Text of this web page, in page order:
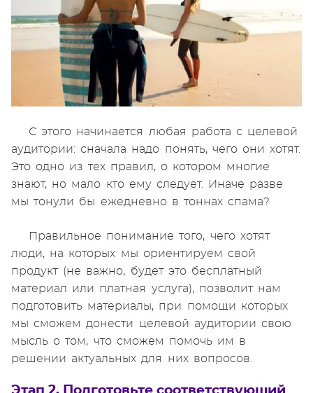
С этого начинается любая работа с целевой
аудитории: сначала надо понять, чего они хотят.
Это одно из тех правил, о котором многие
знают, но мало кто ему следует. Иначе разве
мы тонули бы ежедневно в тоннах спама?
Правильное понимание того, чего хотят
люди, на которых мы ориентируем свой
продукт (не важно, будет это бесплатный
материал или платная услуга), позволит нам
подготовить материалы, при помощи которых
мы сможем донести целевой аудитории свою
мысль о том, что сможем помочь им в
решении актуальных для них вопросов.